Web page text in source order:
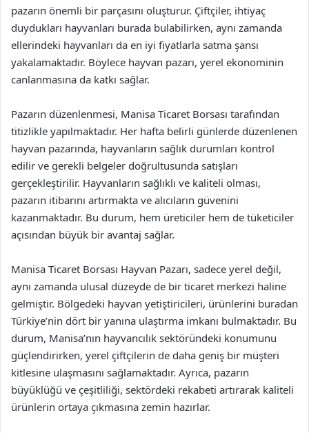
pazarın önemli bir parçasını oluşturur. Çiftçiler, ihtiyaç
duydukları hayvanları burada bulabilirken, aynı zamanda
ellerindeki hayvanları da en iyi fiyatlarla satma şansı
yakalamaktadır. Böylece hayvan pazarı, yerel ekonominin
canlanmasına da katkı sağlar.
Pazarın düzenlenmesi, Manisa Ticaret Borsası tarafından
titizlikle yapılmaktadır. Her hafta belirli günlerde düzenlenen
hayvan pazarında, hayvanların sağlık durumları kontrol
edilir ve gerekli belgeler doğrultusunda satışları
gerçekleştirilir. Hayvanların sağlıklı ve kaliteli olması,
pazarın itibarını artırmakta ve alıcıların güvenini
kazanmaktadır. Bu durum, hem üreticiler hem de tüketiciler
açısından büyük bir avantaj sağlar.
Manisa Ticaret Borsası Hayvan Pazarı, sadece yerel değil,
aynı zamanda ulusal düzeyde de bir ticaret merkezi haline
gelmiştir. Bölgedeki hayvan yetiştiricileri, ürünlerini buradan
Türkiye’nin dört bir yanına ulaştırma imkanı bulmaktadır. Bu
durum, Manisa’nın hayvancılık sektöründeki konumunu
güçlendirirken, yerel çiftçilerin de daha geniş bir müşteri
kitlesine ulaşmasını sağlamaktadır. Ayrıca, pazarın
büyüklüğü ve çeşitliliği, sektördeki rekabeti artırarak kaliteli
ürünlerin ortaya çıkmasına zemin hazırlar.